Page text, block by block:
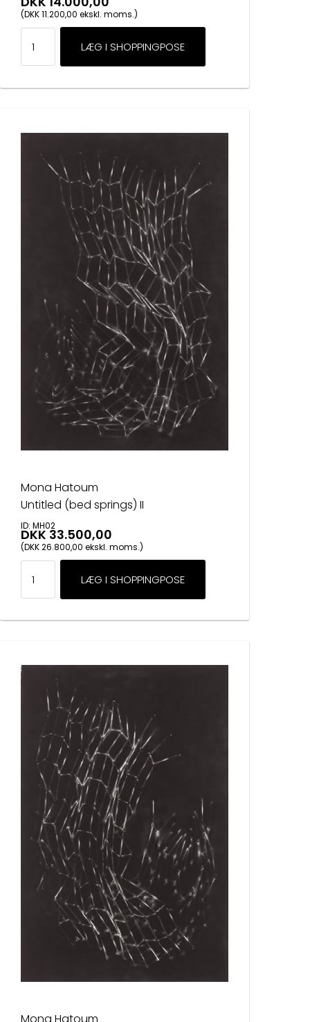
(DKK 11.200,00 ekskl. moms.)
Mona Hatoum
Untitled (bed springs) II
ID: MH02
DKK 33.500,00
(DKK 26.800,00 ekskl. moms.)